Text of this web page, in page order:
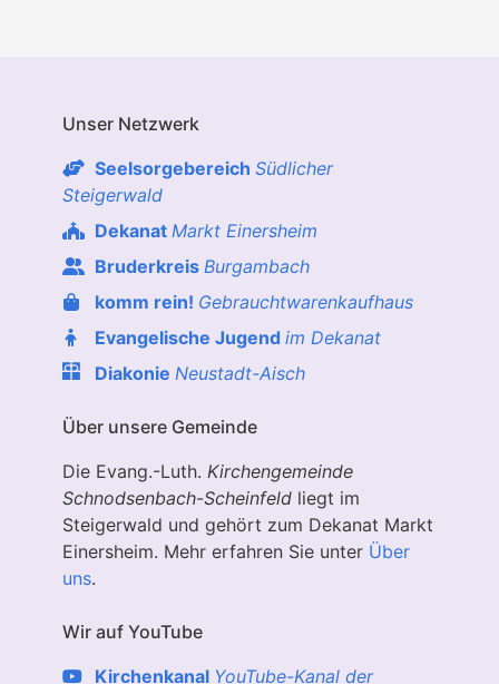
Unser Netzwerk
Seelsorgebereich Südlicher
Steigerwald
Dekanat Markt Einersheim
Bruderkreis Burgambach
komm rein! Gebrauchtwarenkaufhaus
Evangelische Jugend im Dekanat
Diakonie Neustadt-Aisch
Über unsere Gemeinde
Die Evang.-Luth. Kirchengemeinde
Schnodsenbach-Scheinfeld liegt im
Steigerwald und gehört zum Dekanat Markt
Einersheim. Mehr erfahren Sie unter Über
uns.
Wir auf YouTube
Kirchenkanal YouTube-Kanal der